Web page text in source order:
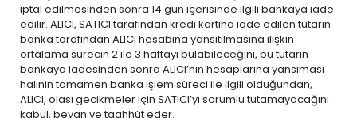
iptal edilmesinden sonra 14 gün içerisinde ilgili bankaya iade
edilir. ALICI, SATICI tarafından kredi kartına iade edilen tutarın
banka tarafından ALICI hesabına yansıtılmasına ilişkin
ortalama sürecin 2 ile 3 haftayı bulabileceğini, bu tutarın
bankaya iadesinden sonra ALICI’nın hesaplarına yansıması
halinin tamamen banka işlem süreci ile ilgili olduğundan,
ALICI, olası gecikmeler için SATICI’yı sorumlu tutamayacağını
kabul, beyan ve taahhüt eder.